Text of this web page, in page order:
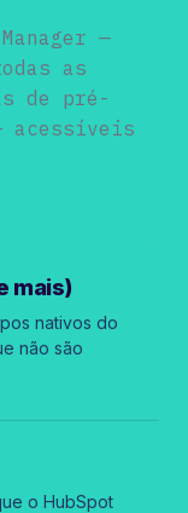
—
as
de pré-
mais)
nativos do
não são
o HubSpot